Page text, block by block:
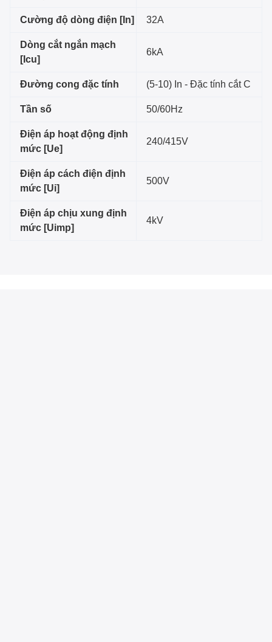
Cường độ dòng điện [In] 32A
Dòng cắt ngắn mạch
[Icu]
6kA
Đường cong đặc tính (5-10) In - Đặc tính cắt C
Tần số 50/60Hz
Điện áp hoạt động định
mức [Ue]
240/415V
Điện áp cách điện định
mức [Ui]
500V
Điện áp chịu xung định
mức [Uimp]
4kV